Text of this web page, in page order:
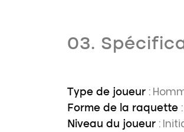
03.
Type de joueur :
Forme de la raquette
Niveau du joueur :